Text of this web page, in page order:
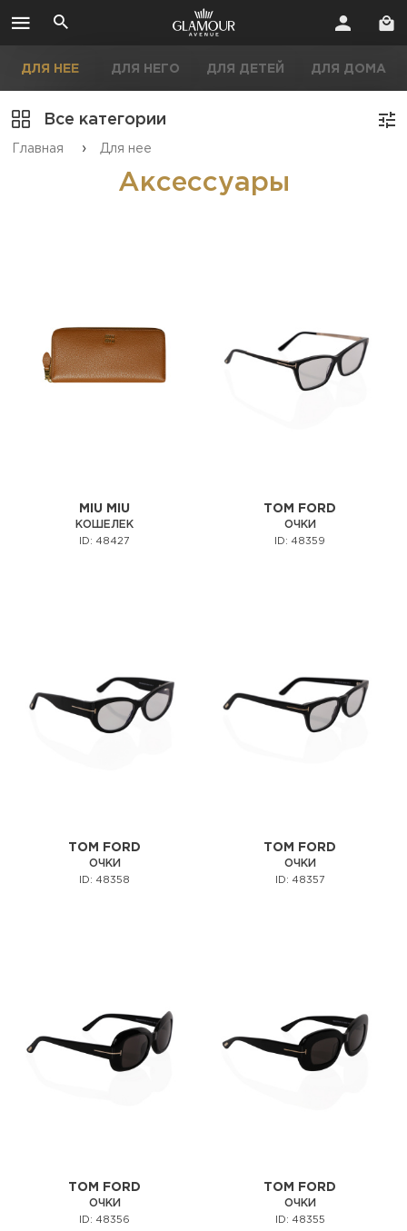
ДЛЯ НЕЕ ДЛЯ НЕГО ДЛЯ ДЕТЕЙ ДЛЯ ДОМА
Все категории
Главная › Для нее
Аксессуары
MIU MIU
КОШЕЛЕК
ID: 48427
TOM FORD
ОЧКИ
ID: 48359
TOM FORD
ОЧКИ
ID: 48358
TOM FORD
ОЧКИ
ID: 48357
TOM FORD
ОЧКИ
ID: 48356
TOM FORD
ОЧКИ
ID: 48355